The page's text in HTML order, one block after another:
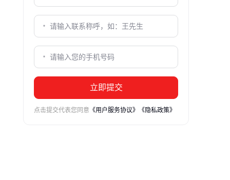
立即提交
点击提交代表您同意 《用户服务协议》 《隐私政策》